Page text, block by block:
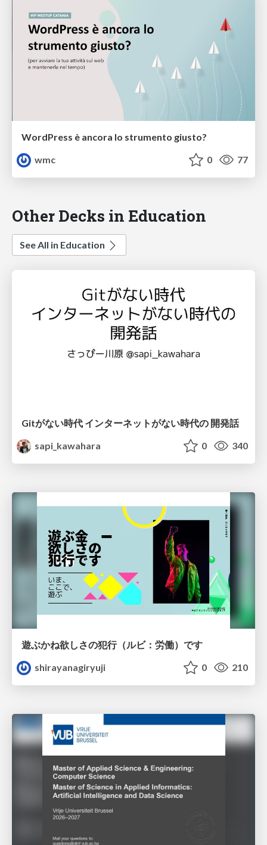
WordPress è ancora lo strumento giusto?
wmc
0 77
Other Decks in Education
See All in Education
Gitがない時代 インターネットがない時代の 開発話
sapi_kawahara
0 340
遊ぶかね欲しさの犯行（ルビ：労働）です
shirayanagiryuji
0 210